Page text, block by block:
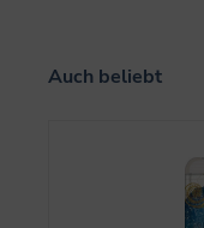
Produktgalerie
Auch beliebt